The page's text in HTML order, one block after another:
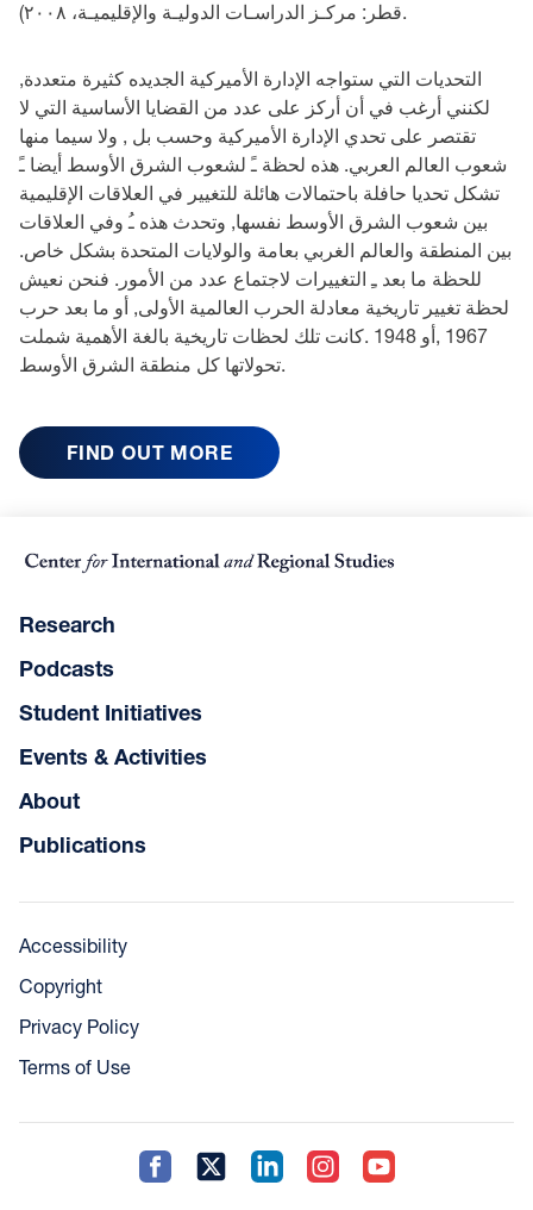
التحديات التي ستواجه الإدارة الأميركية الجديده كثيرة متعددة,
لكنني أرغب في أن أركز على عدد من القضايا الأساسية التي لا
تقتصر على تحدي الإدارة الأميركية وحسب بل , ولا سيما منها
شعوب العالم العربي. هذه لحظة ـً لشعوب الشرق الأوسط أيضا ـً
تشكل تحديا حافلة باحتمالات هائلة للتغيير في العلاقات الإقليمية
بين شعوب الشرق الأوسط نفسها, وتحدث هذه ـُ وفي العلاقات
بين المنطقة والعالم الغربي بعامة والولايات المتحدة بشكل خاص.
للحظة ما بعد ـِ التغييرات لاجتماع عدد من الأمور. فنحن نعيش
لحظة تغيير تاريخية معادلة الحرب العالمية الأولى, أو ما بعد حرب
1967 ,أو 1948 .كانت تلك لحظات تاريخية بالغة الأهمية شملت
FIND OUT MORE
Research
Podcasts
Student Initiatives
Events & Activities
About
Publications
Accessibility
Copyright
Privacy Policy
Terms of Use